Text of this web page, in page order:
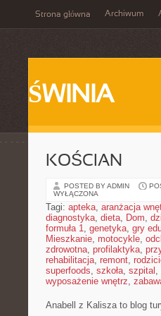
Strona główna Archiwum
ŚWINIA
KOŚCIAN
POSTED BY ADMIN
WYŁĄCZONA
Tagi: apteka, aranżacja
diagnostyka, dieta, Dom,
formuła 1, genetyka, gry
Mieszkanie, motocykle,
zdrowotna, profilaktyka,
rehabilitacja, remont,
superfoods, szkoła, szpital ,
wyposażenie wnętrz,
Anabell z Kalisza to blog